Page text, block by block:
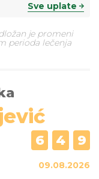
Sve uplate
je promeni
perioda lečenja
6 4 9
09.08.2026